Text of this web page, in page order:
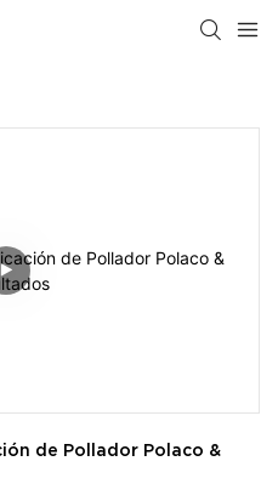
de Pollador Polaco &